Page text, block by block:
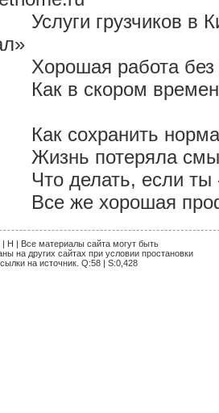
Услуги грузчиков в
Хорошая работа
Как в скором
Как сохранить
Жизнь потеряла
Что делать, если ты
Все же хорошая
H | Все материалы сайта могут быть
на других сайтах при условии простановки
на источник. Q:58 | S:0,428